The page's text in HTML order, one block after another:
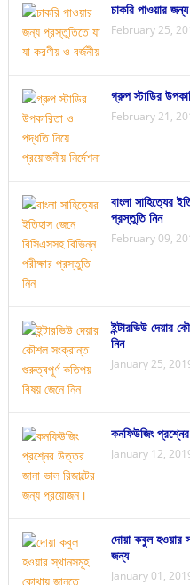
চাকরি পাওয়ার
February 25,
গ্রুপ স্টাডির
February 21,
বাংলা সাহিত্যের
প্রস্তুতি নিন
February 09,
ইন্টারভিউ দেয়ার
নিন
January 25,
কনফিউজিং
January 12,
দোয়া কবুল হওয়ার
জন্য
January 01,